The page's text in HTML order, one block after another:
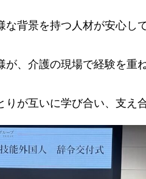
な背景を持つ人材が安心し
が、介護の現場で経験を重
りが互いに学び合い、支え